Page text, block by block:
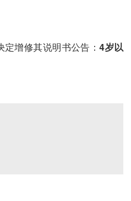
定增修其说明书公告：4岁以